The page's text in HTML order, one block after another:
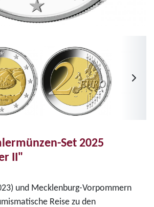
Set 2025
II"
und Mecklenburg-Vorpommern
Reise zu den